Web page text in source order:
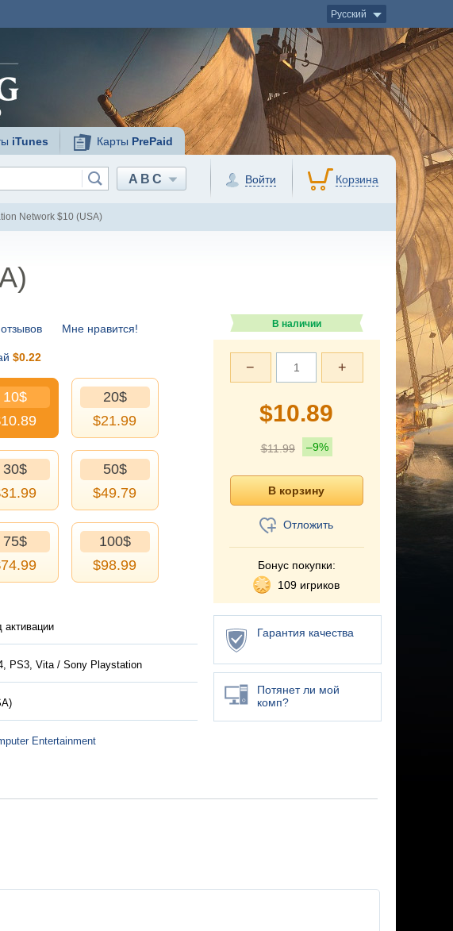
Русский
iTunes Карты PrePaid
ABC Войти Корзина
Network $10 (USA)
Мне нравится!
$0.22
10$
10.89
20$
$21.99
30$
31.99
50$
$49.79
75$
74.99
100$
$98.99
активации
PS3, Vita / Sony Playstation
Entertainment
В наличии
+
−
$10.89
$11.99 –9%
Отложить
Бонус покупки:
109 игриков
Гарантия качества
Потянет ли мой
комп?